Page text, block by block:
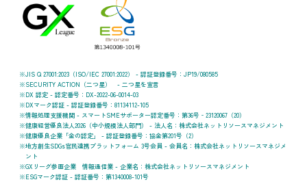
JIS Q 27001:2023（ISO/IEC 27001:2022） - 認証登録番号：JP19/080585
SECURITY ACTION（二つ星） - 二つ星を宣言
DX 認定 - 認定番号：DX-2022-06-0014-03
DXマーク認証 - 認証登録番号：81134112-105
情報処理支援機関 - スマートSMEサポーター認定番号：第36号‐23120067（20）
健康経営優良法人2026（中小規模法人部門） - 法人名：株式会社ネットリソースマネジメント
健康優良企業「金の認定」 - 認証登録番号：協金第201号（2）
地方創生SDGs官民連携プラットフォーム 3号会員 - 会員名：株式会社ネットリソースマネジメ
ント
GXリーグ参画企業 情報通信業 - 企業名：株式会社ネットリソースマネジメント
ESGマーク認証 - 認証番号：第1340008-101号